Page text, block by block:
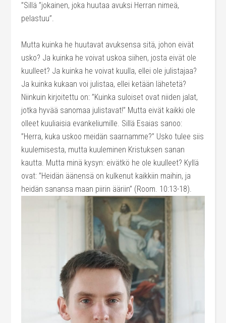
”Sillä ”jokainen, joka huutaa avuksi Herran nimeä,
pelastuu”.
Mutta kuinka he huutavat avuksensa sitä, johon eivät
usko? Ja kuinka he voivat uskoa siihen, josta eivät ole
kuulleet? Ja kuinka he voivat kuulla, ellei ole julistajaa?
Ja kuinka kukaan voi julistaa, ellei ketään lähetetä?
Niinkuin kirjoitettu on: ”Kuinka suloiset ovat niiden jalat,
jotka hyvää sanomaa julistavat!” Mutta eivät kaikki ole
olleet kuuliaisia evankeliumille. Sillä Esaias sanoo:
”Herra, kuka uskoo meidän saarnamme?” Usko tulee siis
kuulemisesta, mutta kuuleminen Kristuksen sanan
kautta. Mutta minä kysyn: eivätkö he ole kuulleet? Kyllä
ovat: ”Heidän äänensä on kulkenut kaikkiin maihin, ja
heidän sanansa maan piirin ääriin” (Room. 10:13-18).